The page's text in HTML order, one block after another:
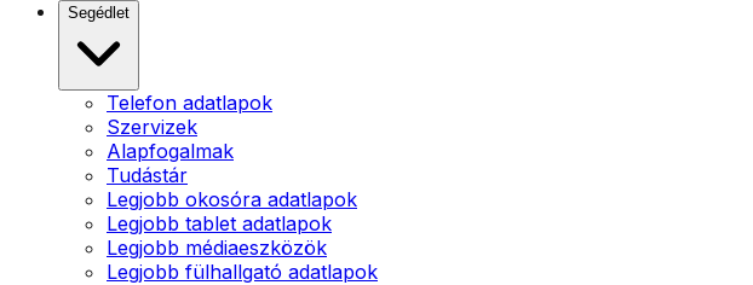
Segédlet
Telefon adatlapok
Szervizek
Alapfogalmak
Tudástár
Legjobb okosóra adatlapok
Legjobb tablet adatlapok
Legjobb médiaeszközök
Legjobb fülhallgató adatlapok